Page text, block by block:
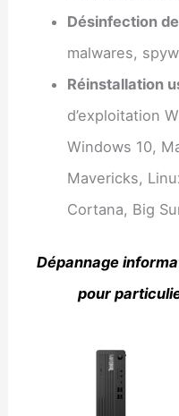
Désinfection
malwares,
Réinstallation
d’exploitation
Windows 10,
Mavericks,
Cortana, Big
Dépannage
pour